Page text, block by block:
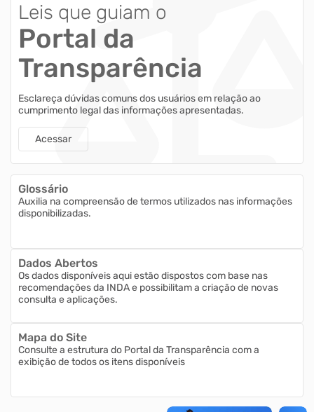
Leis que guiam o
Portal da
Transparência
Esclareça dúvidas comuns dos usuários em relação ao
cumprimento legal das informações apresentadas.
Acessar
Glossário
Auxilia na compreensão de termos utilizados nas informações
disponibilizadas.
Dados Abertos
Os dados disponíveis aqui estão dispostos com base nas
recomendações da INDA e possibilitam a criação de novas
consulta e aplicações.
Mapa do Site
Consulte a estrutura do Portal da Transparência com a
exibição de todos os itens disponíveis